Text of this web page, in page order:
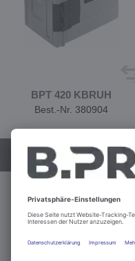
BPT 420 KBRUH
Best.-Nr. 380904
Konfigurieren